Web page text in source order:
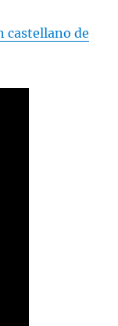
castellano de